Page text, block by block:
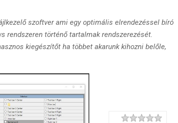
szoftver ami egy optimális elrendezéssel bíró
rendszeren történő tartalmak rendszerezését.
kiegészítőt ha többet akarunk kihozni belőle,
Rating 1 star
2 stars
3 stars
4 stars
5 stars